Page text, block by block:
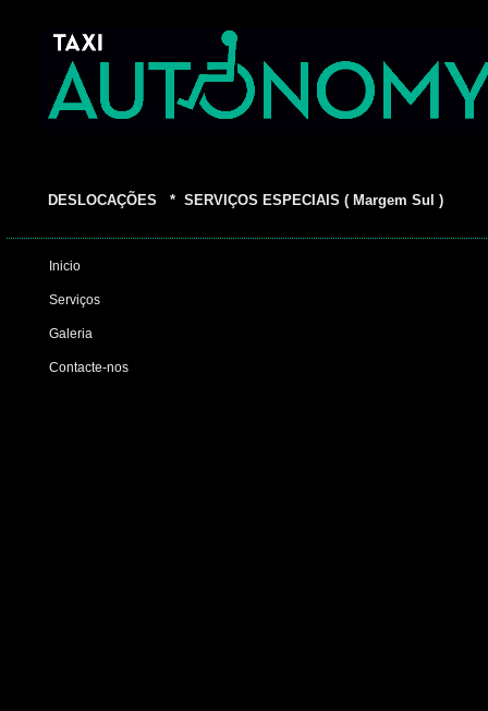
DESLOCAÇÕES * SERVIÇOS ESPECIAIS ( Margem Sul )
Inicio
Serviços
Contacte-nos
Galeria